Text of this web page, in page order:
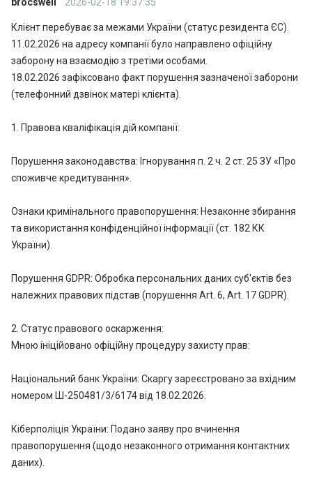
Клієнт перебуває за межами України (статус резидента ЄС).
11.02.2026 на адресу компанії було направлено офіційну
заборону на взаємодію з третіми особами.
18.02.2026 зафіксовано факт порушення зазначеної заборони
(телефонний дзвінок матері клієнта).
1. Правова кваліфікація дій компанії:
Порушення законодавства: Ігнорування п. 2 ч. 2 ст. 25 ЗУ «Про
споживче кредитування».
Ознаки кримінального правопорушення: Незаконне збирання
та використання конфіденційної інформації (ст. 182 КК
України).
Порушення GDPR: Обробка персональних даних суб'єктів без
належних правових підстав (порушення Art. 6, Art. 17 GDPR).
2. Статус правового оскарження:
Мною ініційовано офіційну процедуру захисту прав:
Національний банк України: Скаргу зареєстровано за вхідним
номером Ш-250481/3/6174 від 18.02.2026.
Кіберполіція України: Подано заяву про вчинення
правопорушення (щодо незаконного отримання контактних
даних).